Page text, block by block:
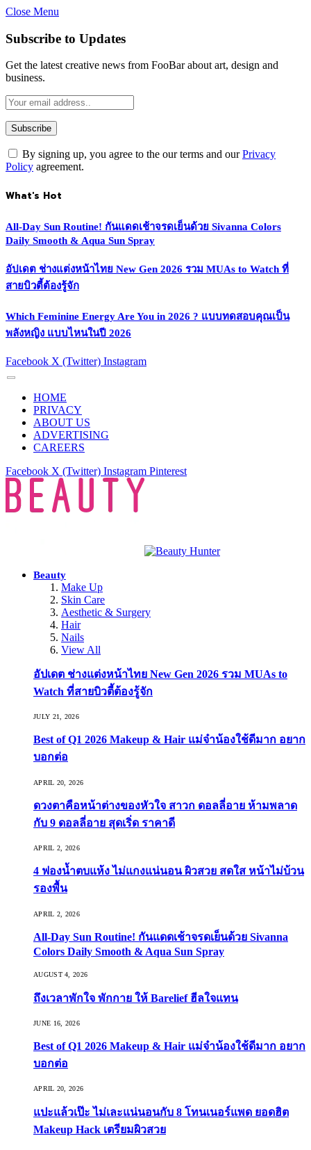
Close Menu
Subscribe to Updates
Get the latest creative news from FooBar about art, design and
business.
By signing up, you agree to the our terms and ourPrivacy
Policy agreement.
What's Hot
All-Day Sun Routine! กันแดดเช้าจรดเย็นด้วย Sivanna Colors
Daily Smooth & Aqua Sun Spray
อัปเดต ช่างแต่งหน้าไทย New Gen 2026 รวม MUAs to Watch ที่
สายบิวตี้ต้องรู้จัก
Which Feminine Energy Are You in 2026 ? แบบทดสอบคุณเป็น
พลังหญิง แบบไหนในปี 2026
Facebook X (Twitter) Instagram
HOME
PRIVACY
ABOUT US
ADVERTISING
CAREERS
Facebook X (Twitter) Instagram Pinterest
Beauty
Make Up
Skin Care
Aesthetic & Surgery
Hair
Nails
View All
อัปเดต ช่างแต่งหน้าไทย New Gen 2026 รวม MUAs to
Watch ที่สายบิวตี้ต้องรู้จัก
JULY 21, 2026
Best of Q1 2026 Makeup & Hair แม่จ๋าน้องใช้ดีมาก อยาก
บอกต่อ
APRIL 20, 2026
ดวงตาคือหน้าต่างของหัวใจ สาวก ดอลลี่อาย ห้ามพลาด
กับ 9 ดอลลี่อาย สุดเริ่ด ราคาดี
APRIL 2, 2026
4 ฟองน้ำตบแห้ง ไม่แกงแน่นอน ผิวสวย สดใส หน้าไม่บ้วน
รองพื้น
APRIL 2, 2026
All-Day Sun Routine! กันแดดเช้าจรดเย็นด้วย Sivanna
Colors Daily Smooth & Aqua Sun Spray
AUGUST 4, 2026
ถึงเวลาพักใจ พักกาย ให้ Barelief ฮีลใจแทน
JUNE 16, 2026
Best of Q1 2026 Makeup & Hair แม่จ๋าน้องใช้ดีมาก อยาก
บอกต่อ
APRIL 20, 2026
แปะแล้วเป๊ะ ไม่เละแน่นอนกับ 8 โทนเนอร์แพด ยอดฮิต
Makeup Hack เตรียมผิวสวย